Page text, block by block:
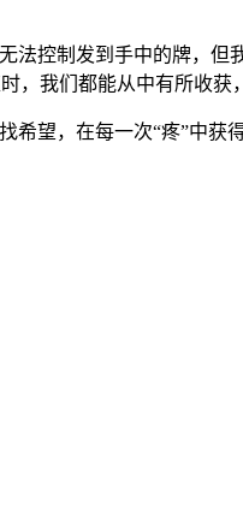
法控制发到手中的牌，
，我们都能从中有所收获
望，在每一次“疼”中获